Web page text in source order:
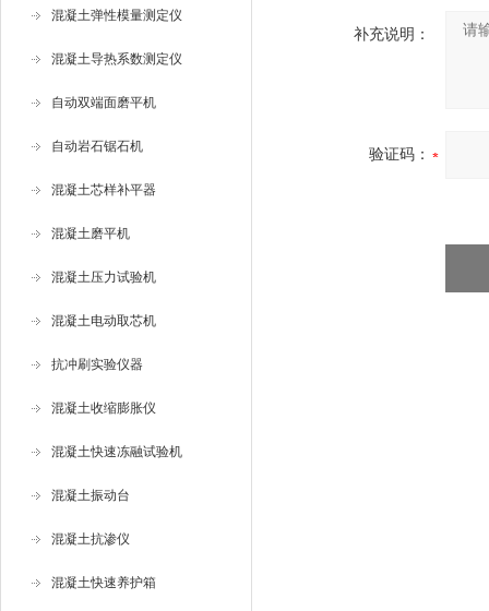
混凝土弹性模量测定仪
混凝土导热系数测定仪
自动双端面磨平机
自动岩石锯石机
混凝土芯样补平器
混凝土磨平机
混凝土压力试验机
混凝土电动取芯机
抗冲刷实验仪器
混凝土收缩膨胀仪
混凝土快速冻融试验机
混凝土振动台
混凝土抗渗仪
混凝土快速养护箱
补充说明：
验证码：